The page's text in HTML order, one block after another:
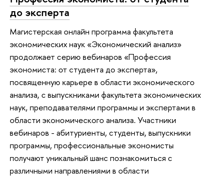
до эксперта
Магистерская онлайн программа факультета
экономических наук «Экономический анализ»
продолжает серию вебинаров «Профессия
экономиста: от студента до эксперта»,
посвященную карьере в области экономического
анализа, с выпускниками факультета экономических
наук, преподавателями программы и экспертами в
области экономического анализа. Участники
вебинаров - абитуриенты, студенты, выпускники
программы, профессиональные экономисты
получают уникальный шанс познакомиться с
различными направлениями в области